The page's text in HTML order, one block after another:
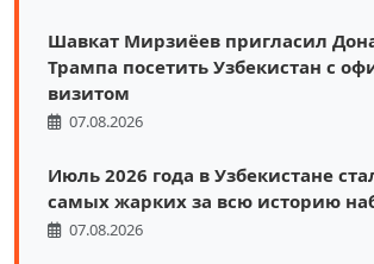
Шавкат Мирзиёев пригласил
Трампа посетить Узбекистан с
визитом
07.08.2026
Июль 2026 года в Узбекистане
самых жарких за всю историю
07.08.2026